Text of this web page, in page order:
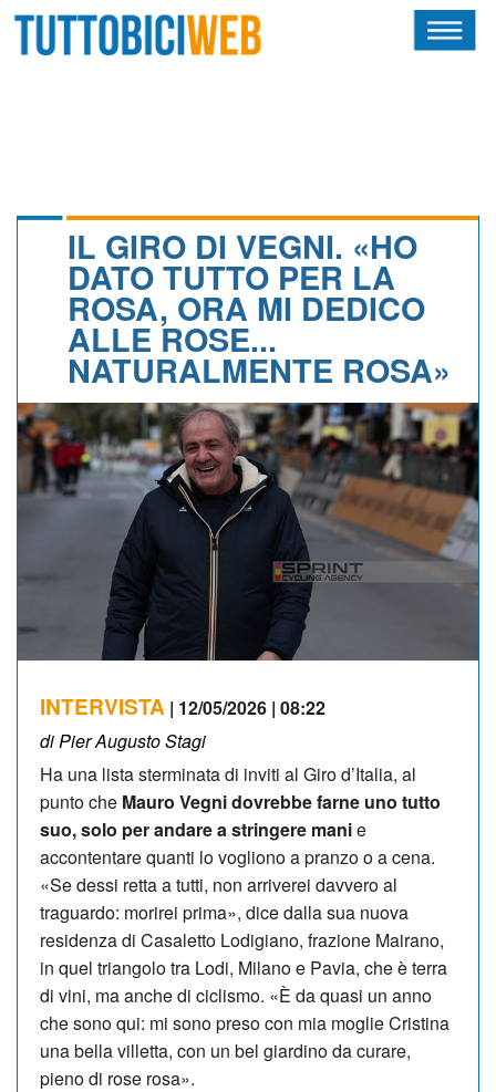
CALENDARIO
ALBI D'ORO
NEWSLETTER
IL GIRO DI VEGNI. «HO
DATO TUTTO PER LA
ROSA, ORA MI DEDICO
ALLE ROSE...
NATURALMENTE ROSA»
INTERVISTA | 12/05/2026 | 08:22
di Pier Augusto Stagi
Ha una lista sterminata di inviti al Giro d’Italia, al
punto che Mauro Vegni dovrebbe farne uno tutto
suo, solo per andare a stringere manie
accontentare quanti lo vogliono a pranzo o a cena.
«Se dessi retta a tutti, non arriverei davvero al
traguardo: morirei prima», dice dalla sua nuova
residenza di Casaletto Lodigiano, frazione Mairano,
in quel triangolo tra Lodi, Milano e Pavia, che è terra
di vini, ma anche di ciclismo. «È da quasi un anno
che sono qui: mi sono preso con mia moglie Cristina
una bella villetta, con un bel giardino da curare,
pieno di rose rosa».